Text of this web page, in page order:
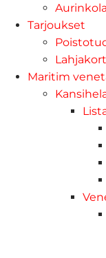
Tarjoukset
Maritim